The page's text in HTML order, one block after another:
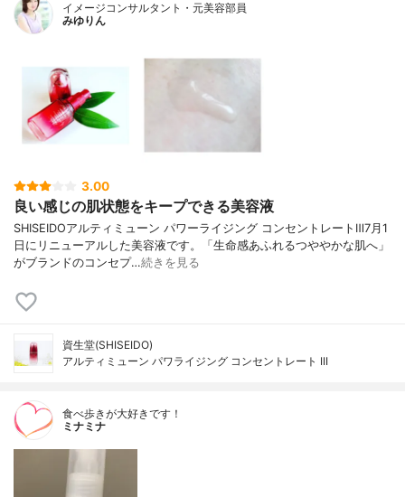
イメージコンサルタント・元美容部員
みゆりん
3.00
良い感じの肌状態をキープできる美容液
SHISEIDOアルティミューン パワーライジング コンセントレートⅢ7月1
日にリニューアルした美容液です。「生命感あふれるつややかな肌へ」
がブランドのコンセプ…続きを見る
資生堂(SHISEIDO)
アルティミューン パワライジング コンセントレート III
食べ歩きが大好きです！
ミナミナ